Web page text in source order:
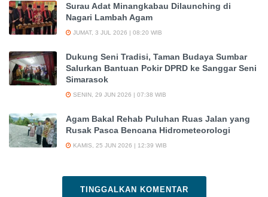
Surau Adat Minangkabau Dilaunching di
Nagari Lambah Agam
JUMAT, 3 JUL 2026 | 08:20 WIB
Dukung Seni Tradisi, Taman Budaya Sumbar
Salurkan Bantuan Pokir DPRD ke Sanggar Seni
Simarasok
SENIN, 29 JUN 2026 | 07:38 WIB
Agam Bakal Rehab Puluhan Ruas Jalan yang
Rusak Pasca Bencana Hidrometeorologi
KAMIS, 25 JUN 2026 | 12:39 WIB
TINGGALKAN KOMENTAR